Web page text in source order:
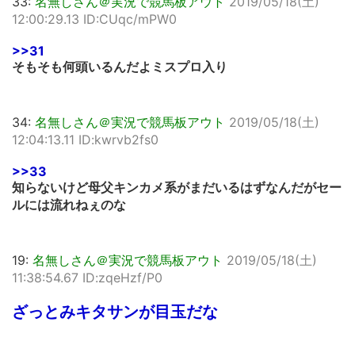
12:00:29.13 ID:CUqc/mPW0
>>31
そもそも何頭いるんだよミスプロ入り
34: 名無しさん＠実況で競馬板アウト 2019/05/18(土)
12:04:13.11 ID:kwrvb2fs0
>>33
知らないけど母父キンカメ系がまだいるはずなんだがセー
ルには流れねぇのな
19: 名無しさん＠実況で競馬板アウト 2019/05/18(土)
11:38:54.67 ID:zqeHzf/P0
ざっとみキタサンが目玉だな